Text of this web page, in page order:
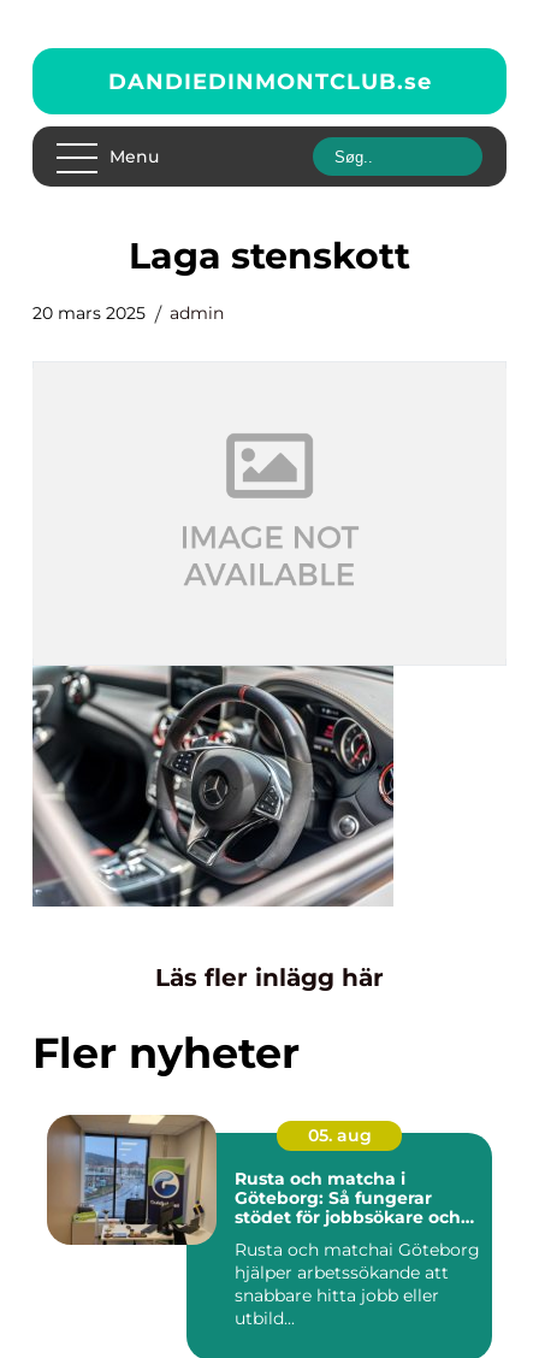
DANDIEDINMONTCLUB.se
Menu
laga stenskott
20 mars 2025 admin
Läs fler inlägg här
Fler nyheter
05. aug
Rusta och matcha i
Göteborg: Så fungerar
stödet för jobbsökare och
Rusta och matchai Göteborg
hjälper arbetssökande att
snabbare hitta jobb eller
utbild...